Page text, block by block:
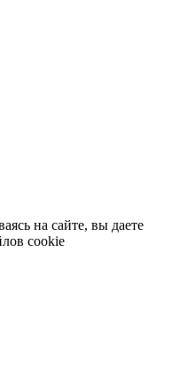
на сайте, вы даете
cookie